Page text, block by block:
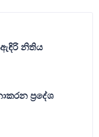
නිතිය
ප්‍රදේශ